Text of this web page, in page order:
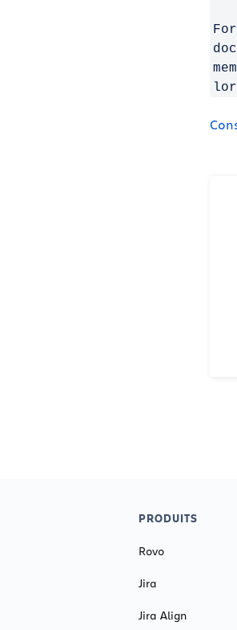
PRODUITS
Rovo
Jira
Jira Align